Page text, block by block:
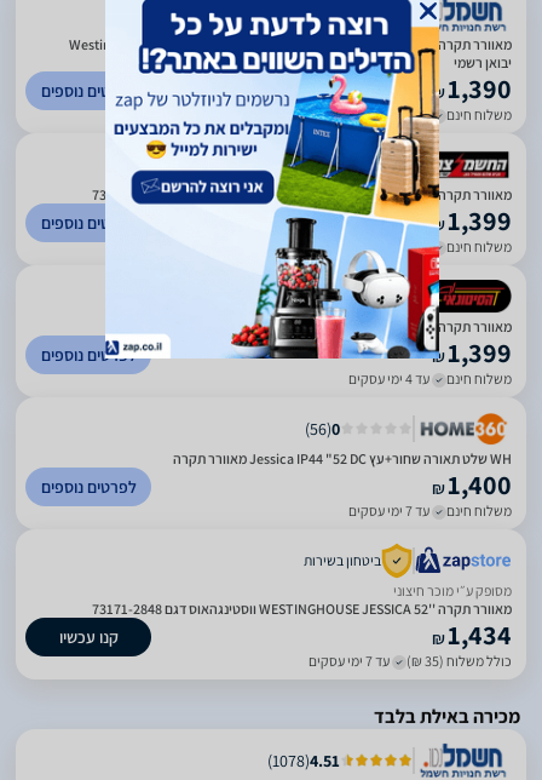
4.51
(
1078
)
‏מאוורר תקרה Westinghouse Jessica 52'' CCT 73169/70/71/72/73-2848 28W
יבואן רשמי
₪1,390
משלוח חינם עד 7 ימי עסקים
לפרטים נוספים
4.6
(
526
)
מאוורר תקרה 52'' JESSICA WESTINGHOUSE ג'סיקה IP44 דגם 73169-2848
₪1,399
משלוח חינם עד 7 ימי עסקים
לפרטים נוספים
3.67
(
122
)
מאוורר תקרה ווסטינגהאוס 73170 IP44- JESSICA 52" שחור
₪1,399
משלוח חינם עד 4 ימי עסקים
לפרטים נוספים
0
(
56
)
WH שלט תאורה שחור+‎עץ Jessica IP44 "52 DC מאוורר תקרה
₪1,400
משלוח חינם עד 7 ימי עסקים
לפרטים נוספים
ביטחון בשירות
מסופק ע״י מוכר חיצוני
מאוורר תקרה ''52 WESTINGHOUSE JESSICA ווסטינגהאוס דגם 73171-2848
₪1,434
כולל משלוח (35 ₪) עד 7 ימי עסקים
קנו עכשיו
מכירה באילת בלבד
4.51
(
1078
)